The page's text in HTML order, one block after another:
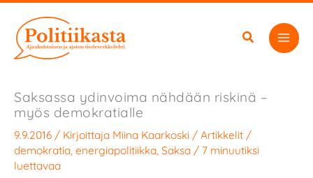
sisältöön
Saksassa ydinvoima nähdään riskinä –
myös demokratialle
9.9.2016 / Kirjoittaja Miina Kaarkoski / Artikkelit /
demokratia energiapolitiikka Saksa / 7 minuutiksi
luettavaa